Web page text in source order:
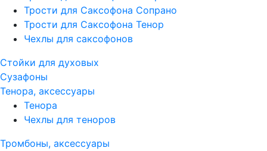
Трости для Саксофона Сопрано
Трости для Саксофона Тенор
Чехлы для саксофонов
Стойки для духовых
Сузафоны
Тенора, аксессуары
Тенора
Чехлы для теноров
Тромбоны, аксессуары